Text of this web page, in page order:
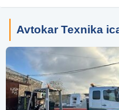
Avtokar Texnika